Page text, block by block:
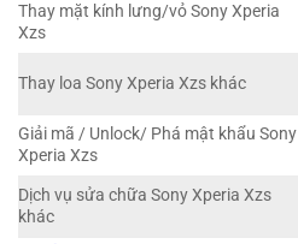
Thay mặt kính lưng/vỏ Sony Xperia
Xzs
Thay loa Sony Xperia Xzs khác
Giải mã / Unlock/ Phá mật khẩu Sony
Xperia Xzs
Dịch vụ sửa chữa Sony Xperia Xzs
khác